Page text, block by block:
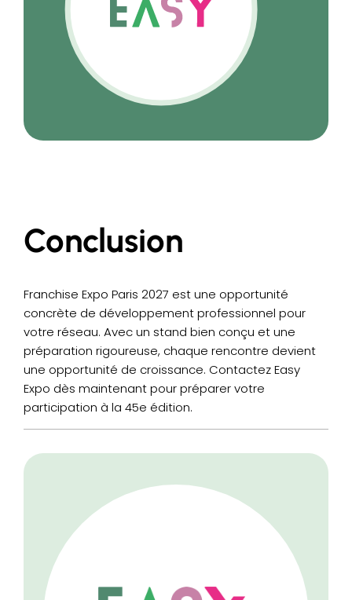
Conclusion
Franchise Expo Paris 2027 est une opportunité
concrète de développement professionnel pour
votre réseau. Avec un stand bien conçu et une
préparation rigoureuse, chaque rencontre devient
une opportunité de croissance. Contactez Easy
Expo dès maintenant pour préparer votre
participation à la 45e édition.